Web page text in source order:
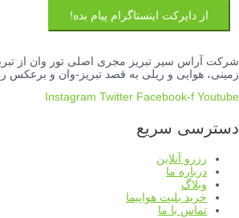
از دایرکت اینستاگرام پیام بده!
شرکت آراس سیر تبریز مجری اصلی تور وان از
زمینی، هوایی و ریلی به قصد تبریز-وان و برعکس
Instagram Twitter Facebook-f Youtube
دسترسی سریع
رزرو آنلاین
درباره ما
وبلاگ
خرید بلیت هواپیما
تماس با ما